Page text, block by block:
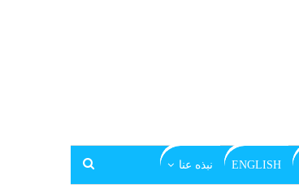
ENGLISH نبذه عنا